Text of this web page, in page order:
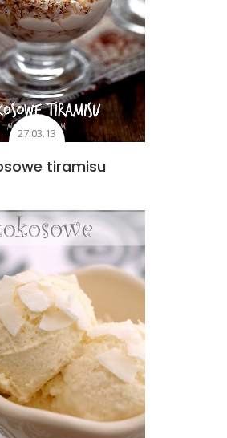
27.03.13
tiramisu